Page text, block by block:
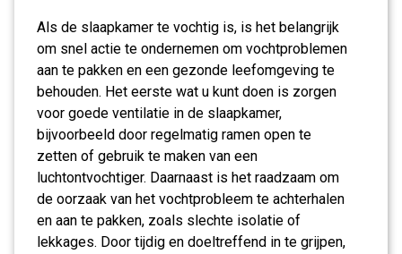
Als de slaapkamer te vochtig is, is het belangrijk
om snel actie te ondernemen om vochtproblemen
aan te pakken en een gezonde leefomgeving te
behouden. Het eerste wat u kunt doen is zorgen
voor goede ventilatie in de slaapkamer,
bijvoorbeeld door regelmatig ramen open te
zetten of gebruik te maken van een
luchtontvochtiger. Daarnaast is het raadzaam om
de oorzaak van het vochtprobleem te achterhalen
en aan te pakken, zoals slechte isolatie of
lekkages. Door tijdig en doeltreffend in te grijpen,